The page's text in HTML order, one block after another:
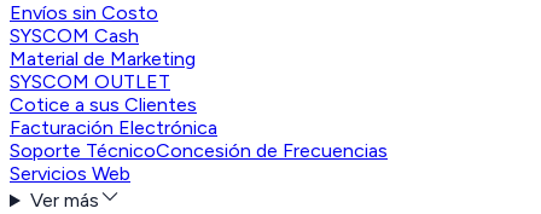
Envíos sin Costo
SYSCOM Cash
Material de Marketing
SYSCOM OUTLET
Cotice a sus Clientes
Facturación Electrónica
Soporte TécnicoConcesión de Frecuencias
Servicios Web
Ver más